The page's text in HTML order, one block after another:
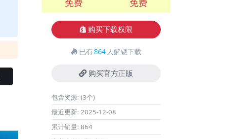
购买下载权限
已有864 人解锁下载
购买官方正版
包含资源: (3个)
最近更新: 2025-12-08
累计销量: 864